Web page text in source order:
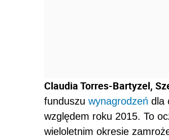
Claudia Torres-Bartyzel,
funduszu wynagrodzeń dla
względem roku 2015. To
wieloletnim okresie